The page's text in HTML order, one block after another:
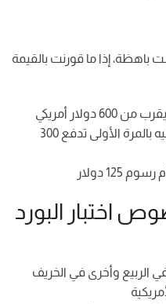
باهظة، إذا ما قورنت بالقيمة
أمريكي
في حال إعادة الاختبار بعد رسوبك فيه بالمرة الأولى تدفع 300
دولار
اختبار البورد
الربيع وأخرى في الخريف